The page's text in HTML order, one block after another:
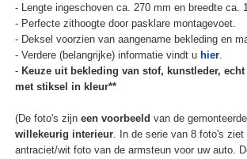
- Lengte ingeschoven ca. 270 mm en breedte ca.
- Perfecte zithoogte door pasklare montagevoet.
- Deksel voorzien van aangename bekleding en
- Verdere (belangrijke) informatie vindt u hier.
- Keuze uit bekleding van stof, kunstleder,
met stiksel in kleur**
(De foto's zijn een voorbeeld van de
willekeurig interieur. In de serie van 8 foto's ziet
antraciet/wit foto van de armsteun voor uw auto.